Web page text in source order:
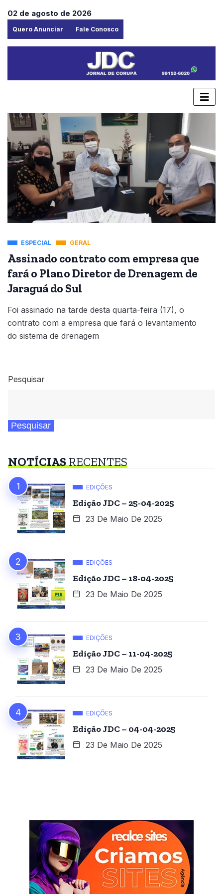
02 de agosto de 2026
Quero Anunciar Fale Conosco
ESPECIAL GERAL
Assinado contrato com empresa que
fará o Plano Diretor de Drenagem de
Jaraguá do Sul
Foi assinado na tarde desta quarta-feira (17), o
contrato com a empresa que fará o levantamento
do sistema de drenagem
Pesquisar
Pesquisar
NOTÍCIASRECENTES
EDIÇÕES
Edição JDC – 25-04-2025
23 De Maio De 2025
EDIÇÕES
Edição JDC – 18-04-2025
23 De Maio De 2025
EDIÇÕES
Edição JDC – 11-04-2025
23 De Maio De 2025
EDIÇÕES
Edição JDC – 04-04-2025
23 De Maio De 2025